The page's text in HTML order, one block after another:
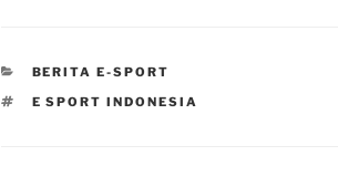
CATEGORIES
BERITA E-SPORT
TAGS
E SPORT INDONESIA